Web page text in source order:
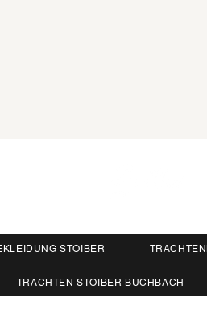
STOIBER
TRACHTEN STOIBER BUCHBACH